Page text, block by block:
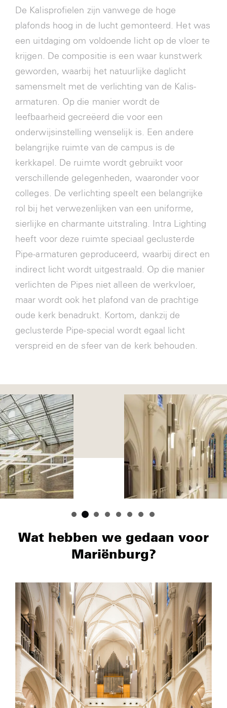
De Kalisprofielen zijn vanwege de hoge
plafonds hoog in de lucht gemonteerd. Het was
een uitdaging om voldoende licht op de vloer te
krijgen. De compositie is een waar kunstwerk
geworden, waarbij het natuurlijke daglicht
samensmelt met de verlichting van de Kalis-
armaturen. Op die manier wordt de
leefbaarheid gecreëerd die voor een
onderwijsinstelling wenselijk is. Een andere
belangrijke ruimte van de campus is de
kerkkapel. De ruimte wordt gebruikt voor
verschillende gelegenheden, waaronder voor
colleges. De verlichting speelt een belangrijke
rol bij het verwezenlijken van een uniforme,
sierlijke en charmante uitstraling. Intra Lighting
heeft voor deze ruimte speciaal geclusterde
Pipe-armaturen geproduceerd, waarbij direct en
indirect licht wordt uitgestraald. Op die manier
verlichten de Pipes niet alleen de werkvloer,
maar wordt ook het plafond van de prachtige
oude kerk benadrukt. Kortom, dankzij de
geclusterde Pipe-special wordt egaal licht
verspreid en de sfeer van de kerk behouden.
Wat hebben we gedaan voor
Mariënburg?